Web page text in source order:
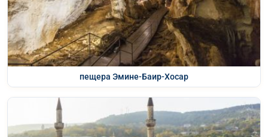
пещера Эмине-Баир-Хосар